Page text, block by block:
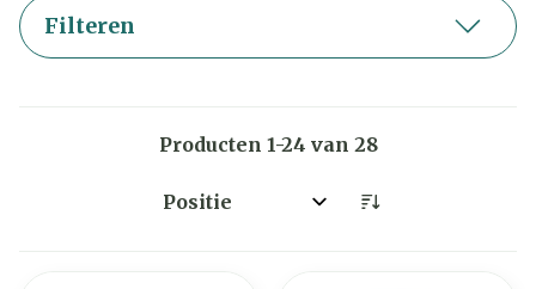
Filteren
Producten 1-24 van 28
Sorteer op: